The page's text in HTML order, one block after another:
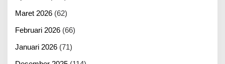
Maret 2026 (62)
Februari 2026 (66)
Januari 2026 (71)